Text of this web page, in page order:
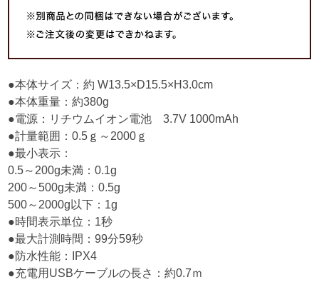
●本体サイズ：約 W13.5×D15.5×H3.0cm
●本体重量：約380g
●電源：リチウムイオン電池 3.7V 1000mAh
●計量範囲：0.5ｇ～2000ｇ
●最小表示：
0.5～200g未満：0.1g
200～500g未満：0.5g
500～2000g以下：1g
●時間表示単位：1秒
●最大計測時間：99分59秒
●防水性能：IPX4
●充電用USBケーブルの長さ：約0.7ｍ